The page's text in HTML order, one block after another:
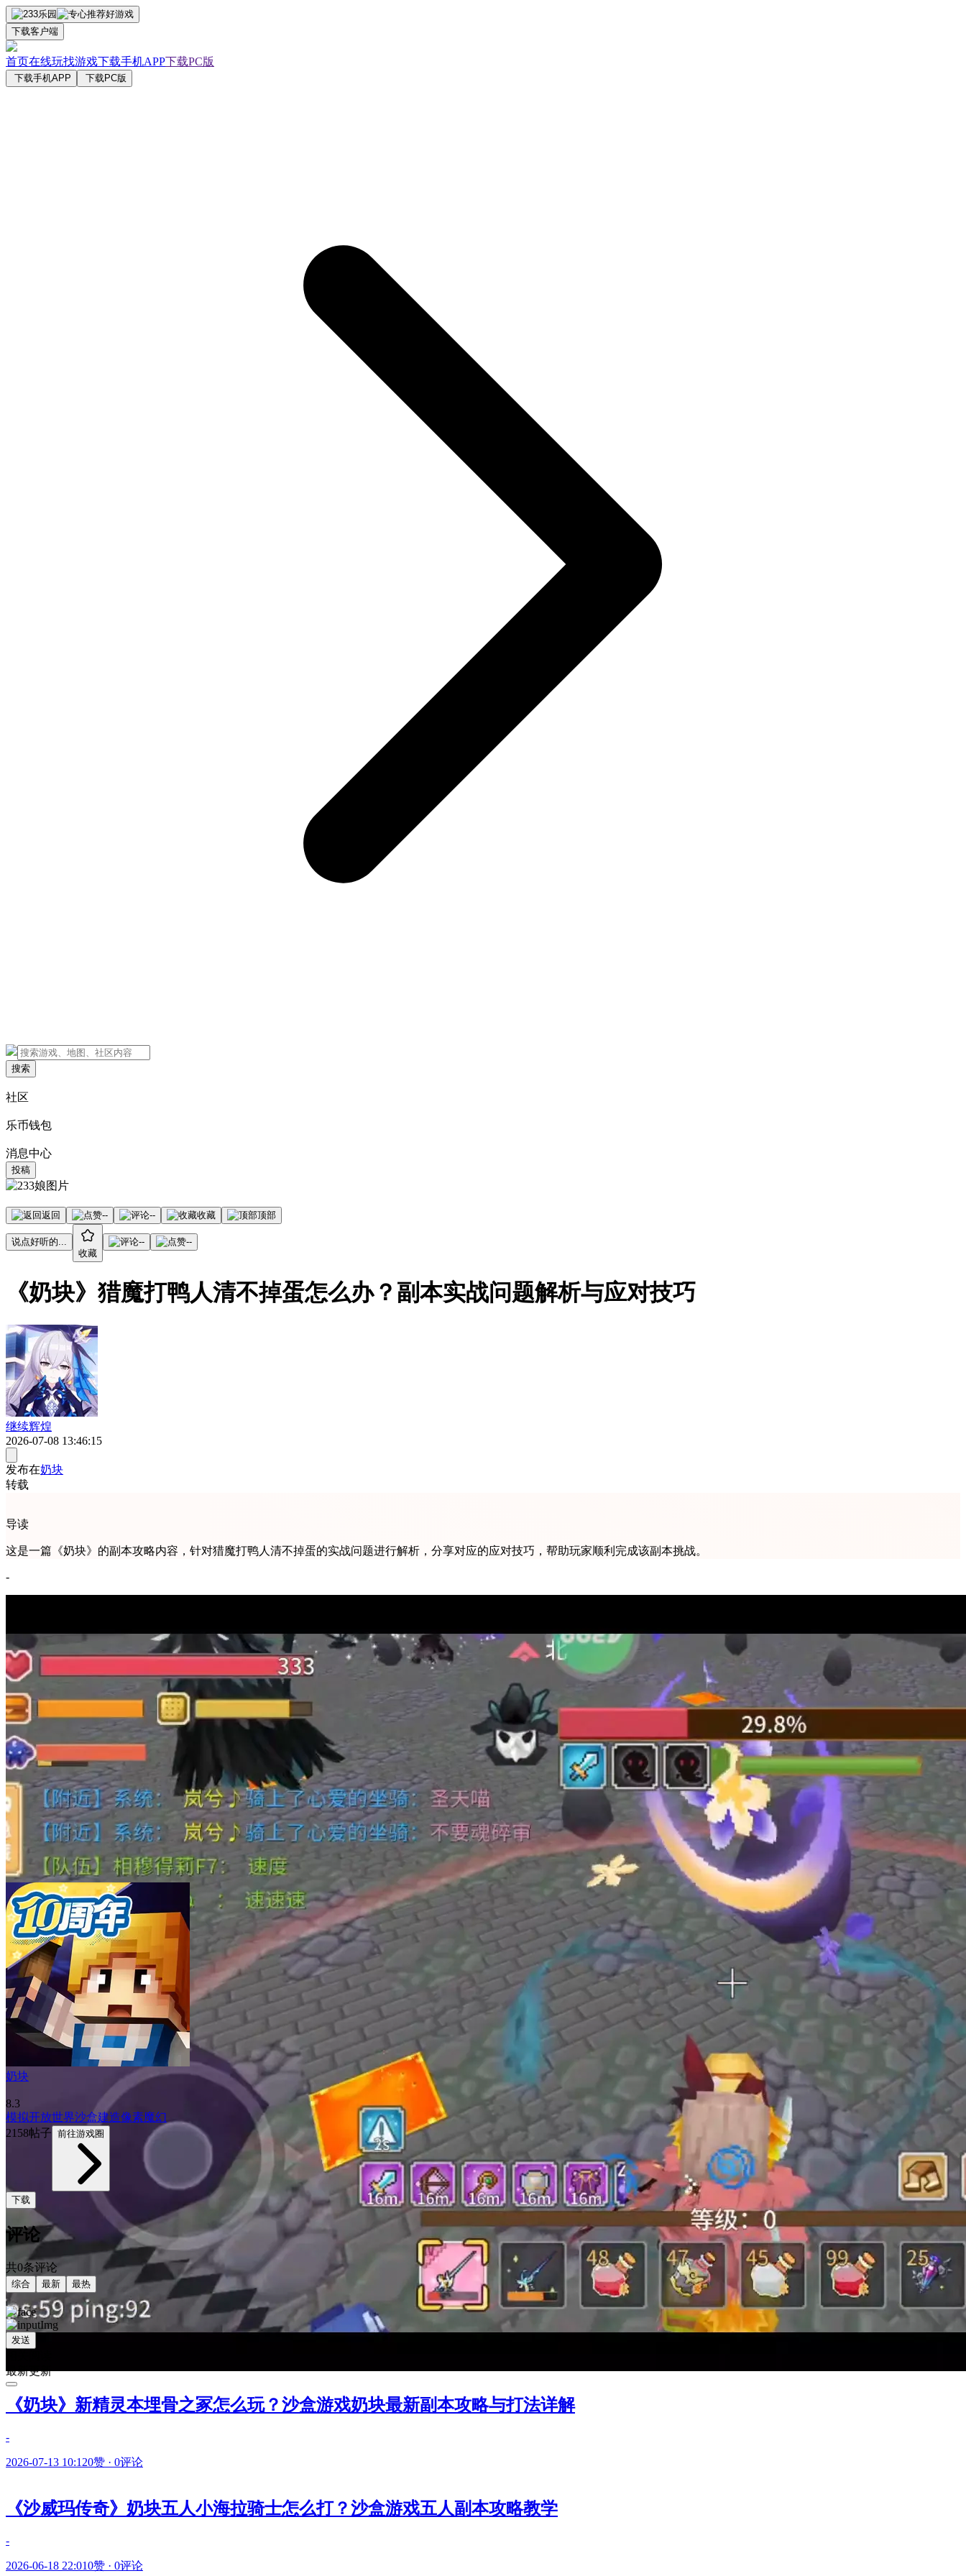
下载客户端
首页在线玩找游戏下载手机APP下载PC版
下载手机APP 下载PC版
搜索
社区
乐币钱包
消息中心
投稿
返回 -- -- 收藏 顶部
说点好听的...
收藏
-- --
《奶块》猎魔打鸭人清不掉蛋怎么办？副本实战问题解析与应对技巧
继续辉煌
2026-07-08 13:46:15
发布在奶块
转载
导读
这是一篇《奶块》的副本攻略内容，针对猎魔打鸭人清不掉蛋的实战问题进行解析，分享对应的应对技巧，帮助玩家顺利完成该副本挑战。
-
奶块
8.3
模拟开放世界沙盒建造像素魔幻
2158帖子 前往游戏圈
下载
评论
共0条评论
综合 最新 最热
发送
最新更新
《奶块》新精灵本埋骨之冢怎么玩？沙盒游戏奶块最新副本攻略与打法详解
-
2026-07-13 10:120赞 · 0评论
《沙威玛传奇》奶块五人小海拉骑士怎么打？沙盒游戏五人副本攻略教学
-
2026-06-18 22:010赞 · 0评论